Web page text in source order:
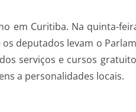
em Curitiba. Na quinta-
deputados levam o
serviços e cursos
a personalidades locais.